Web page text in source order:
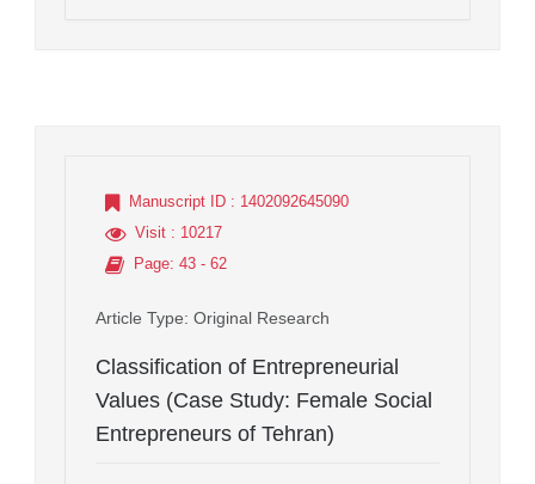
Manuscript ID : 1402092645090
Visit : 10217
Page: 43 - 62
Article Type: Original Research
Classification of Entrepreneurial
Values (Case Study: Female Social
Entrepreneurs of Tehran)